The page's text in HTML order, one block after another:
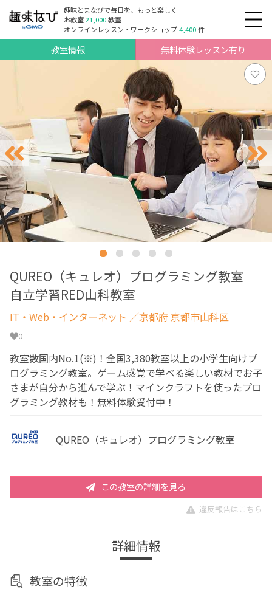
趣味とまなびで毎日を、もっと楽しく
お教室21,000教室
オンラインレッスン・ワークショップ4,400件
教室情報 無料体験レッスン有り
QUREO（キュレオ）プログラミング教室
自立学習RED山科教室
IT・Web・インターネット ／京都府 京都市山科区
0
教室数国内No.1(※)！全国3,380教室以上の小学生向けプ
ログラミング教室。ゲーム感覚で学べる楽しい教材でお子
さまが自分から進んで学ぶ！マインクラフトを使ったプロ
グラミング教材も！無料体験受付中！
QUREO（キュレオ）プログラミング教室
この教室の詳細を見る
違反報告はこちら
詳細情報
教室の特徴